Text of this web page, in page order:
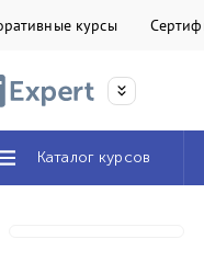
курсы
Каталог курсов